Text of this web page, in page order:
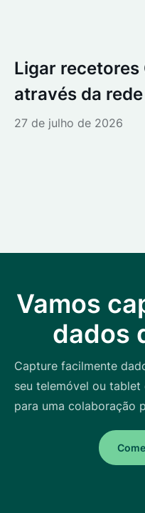
Ligar recetores
através da rede
27 de julho de 2026
Vamos
dados
Capture facilmente
seu telemóvel ou
para uma colaboração